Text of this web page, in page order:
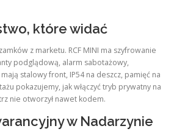
które widać
z marketu. RCF MINI ma szyfrowanie
podglądową, alarm sabotażowy,
stalowy front, IP54 na deszcz, pamięć na
pokazujemy, jak włączyć tryb prywatny na
nie otworzył nawet kodem.
w Nadarzynie